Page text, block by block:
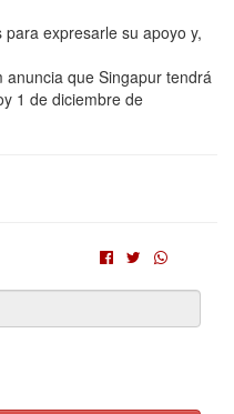
expresarle su apoyo y,
anuncia que Singapur tendrá
1 de diciembre de